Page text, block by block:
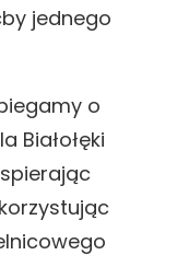
jednego
o
Białołęki